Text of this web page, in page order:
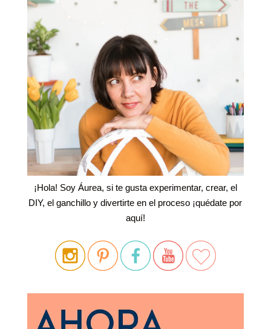
¡Hola! Soy Áurea, si te gusta experimentar, crear, el
DIY, el ganchillo y divertirte en el proceso ¡quédate por
aquí!